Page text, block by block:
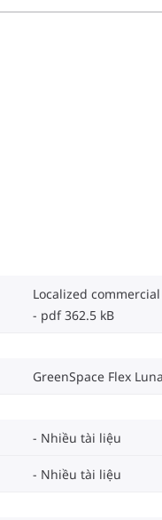
Localized
pdf 362.5 kB
GreenSpace Flex Luna
Nhiều tài liệu
Nhiều tài liệu